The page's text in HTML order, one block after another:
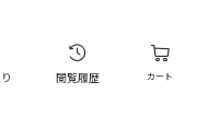
閲覧履歴 カート